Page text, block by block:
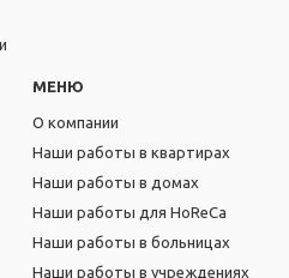
МЕНЮ
О компании
Наши работы в квартирах
Наши работы в домах
Наши работы для HoReCa
Наши работы в больницах
Наши работы в учреждениях